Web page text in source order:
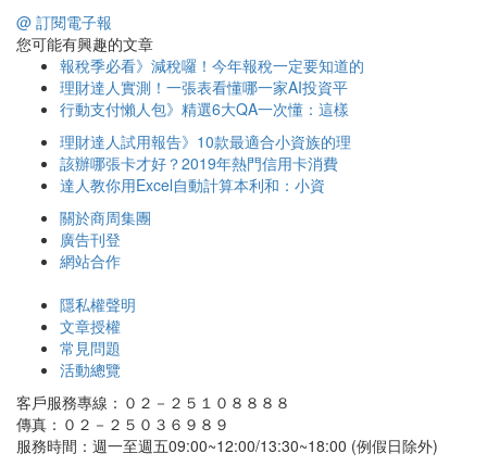
@ 訂閱電子報
您可能有興趣的文章
報稅季必看》減稅囉！今年報稅一定要知道的
理財達人實測！一張表看懂哪一家AI投資平
行動支付懶人包》精選6大QA一次懂：這樣
理財達人試用報告》10款最適合小資族的理
該辦哪張卡才好？2019年熱門信用卡消費
達人教你用Excel自動計算本利和：小資
關於商周集團
廣告刊登
網站合作
隱私權聲明
文章授權
常見問題
活動總覽
客戶服務專線：０２－２５１０８８８８
傳真：０２－２５０３６９８９
服務時間：週一至週五09:00~12:00/13:30~18:00 (例假日除外)